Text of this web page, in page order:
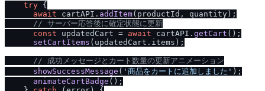
try {
await cartAPI. addItem(productId, quantity);
// サーバー応答後に確定状態に更新
const updatedCart = await cartAPI. getCart ();
setCartItems (updatedCart. items );
// 成功メッセージとカート数量の更新アニメーション
showSuccessMessage ( '商品をカートに追加しました' );
animateCartBadge ();